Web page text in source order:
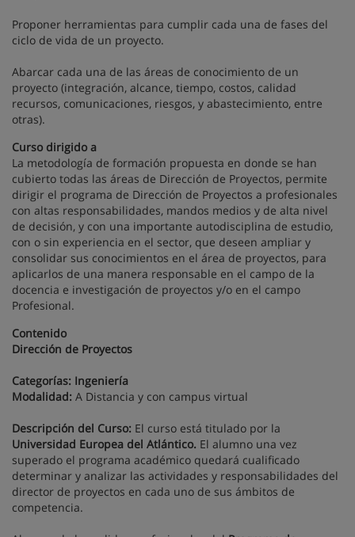
Proponer herramientas para cumplir cada una de fases del
ciclo de vida de un proyecto.
Abarcar cada una de las áreas de conocimiento de un
proyecto (integración, alcance, tiempo, costos, calidad
recursos, comunicaciones, riesgos, y abastecimiento, entre
otras).
Curso dirigido a
La metodología de formación propuesta en donde se han
cubierto todas las áreas de Dirección de Proyectos, permite
dirigir el programa de Dirección de Proyectos a profesionales
con altas responsabilidades, mandos medios y de alta nivel
de decisión, y con una importante autodisciplina de estudio,
con o sin experiencia en el sector, que deseen ampliar y
consolidar sus conocimientos en el área de proyectos, para
aplicarlos de una manera responsable en el campo de la
docencia e investigación de proyectos y/o en el campo
Profesional.
Contenido
Dirección de Proyectos
Categorías: Ingeniería
Modalidad: A Distancia y con campus virtual
Descripción del Curso: El curso está titulado por la
Universidad Europea del Atlántico. El alumno una vez
superado el programa académico quedará cualificado
determinar y analizar las actividades y responsabilidades del
director de proyectos en cada uno de sus ámbitos de
competencia.